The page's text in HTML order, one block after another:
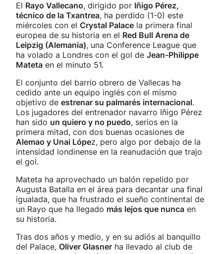
El Rayo Vallecano, dirigido por Iñigo Pérez,
técnico de la Txantrea, ha perdido (1-0) este
miércoles con el Crystal Palace la primera final
europea de su historia en el Red Bull Arena de
Leipzig (Alemania), una Conference League que
ha volado a Londres con el gol de Jean-Philippe
Mateta en el minuto 51.
El conjunto del barrio obrero de Vallecas ha
cedido ante un equipo inglés con el mismo
objetivo de estrenar su palmarés internacional.
Los jugadores del entrenador navarro Iñigo Pérez
han sido un quiero y no puedo, serios en la
primera mitad, con dos buenas ocasiones de
Alemao y Unai López, pero algo por debajo de la
intensidad londinense en la reanudación que trajo
el gol.
Mateta ha aprovechado un balón repelido por
Augusta Batalla en el área para decantar una final
igualada, que ha frustrado el sueño continental de
un Rayo que ha llegado más lejos que nunca en
su historia.
Tras dos años y medio, y en su adiós al banquillo
del Palace, Oliver Glasner ha llevado al club de